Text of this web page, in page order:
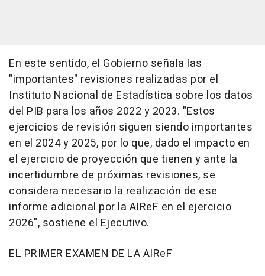
En este sentido, el Gobierno señala las
"importantes" revisiones realizadas por el
Instituto Nacional de Estadística sobre los datos
del PIB para los años 2022 y 2023. "Estos
ejercicios de revisión siguen siendo importantes
en el 2024 y 2025, por lo que, dado el impacto en
el ejercicio de proyección que tienen y ante la
incertidumbre de próximas revisiones, se
considera necesario la realización de ese
informe adicional por la AIReF en el ejercicio
2026", sostiene el Ejecutivo.
EL PRIMER EXAMEN DE LA AIReF